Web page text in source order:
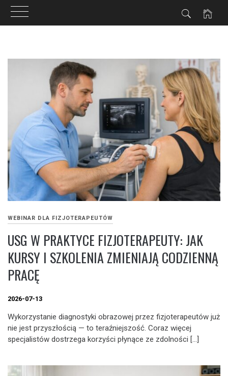
do
WEBINAR DLA FIZJOTERAPEUTÓW
USG W PRAKTYCE FIZJOTERAPEUTY: JAK
KURSY I SZKOLENIA ZMIENIAJĄ CODZIENNĄ
PRACĘ
2026-07-13
Wykorzystanie diagnostyki obrazowej przez fizjoterapeutów już
nie jest przyszłością — to teraźniejszość. Coraz więcej
specjalistów dostrzega korzyści płynące ze zdolności […]